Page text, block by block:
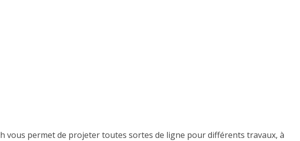
vous permet de projeter toutes sortes de ligne pour différents travaux, à